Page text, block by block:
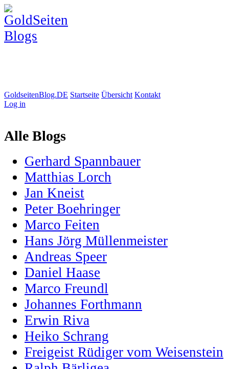
GoldseitenBlog.DE Startseite Übersicht Kontakt
Log in
Alle Blogs
Gerhard Spannbauer
Matthias Lorch
Jan Kneist
Peter Boehringer
Marco Feiten
Hans Jörg Müllenmeister
Andreas Speer
Daniel Haase
Marco Freundl
Johannes Forthmann
Erwin Riva
Heiko Schrang
Freigeist Rüdiger vom Weisenstein